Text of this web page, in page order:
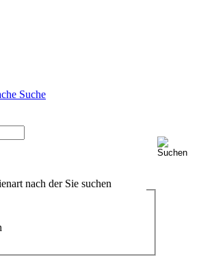
Suche
nach der Sie suchen